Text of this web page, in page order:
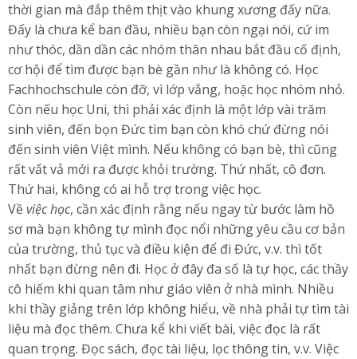
thời gian mà đắp thêm thịt vào khung xương đấy nữa.
Đấy là chưa kể ban đầu, nhiều bạn còn ngại nói, cứ im
như thóc, dần dần các nhóm thân nhau bắt đầu cố định,
cơ hội để tìm được bạn bè gần như là không có. Học
Fachhochschule còn đỡ, vì lớp vắng, hoặc học nhóm nhỏ.
Còn nếu học Uni, thì phải xác định là một lớp vài trăm
sinh viên, đến bọn Đức tìm bạn còn khó chứ đừng nói
đến sinh viên Việt mình. Nếu không có bạn bè, thì cũng
rất vất vả mới ra được khỏi trường. Thứ nhất, cô đơn.
Thứ hai, không có ai hỗ trợ trong việc học.
Vềviệc học, cần xác định rằng nếu ngay từ bước làm hồ
sơ mà bạn không tự mình đọc nổi những yêu cầu cơ bản
của trường, thủ tục và điều kiện để đi Đức, v.v. thì tốt
nhất bạn đừng nên đi. Học ở đây đa số là tự học, các thầy
cô hiếm khi quan tâm như giáo viên ở nhà mình. Nhiều
khi thầy giảng trên lớp không hiểu, về nhà phải tự tìm tài
liệu mà đọc thêm. Chưa kể khi viết bài, việc đọc là rất
quan trọng. Đọc sách, đọc tài liệu, lọc thông tin, v.v. Việc